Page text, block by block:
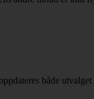
både